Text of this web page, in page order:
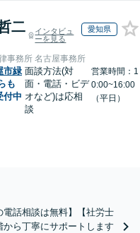
二
インタビュ
ーを見る
愛知県
事務所 名古屋事務所
市緑
も
付中
面談方法(対
面・電話・ビデ
オなど)は応相
談
営業時間：1
0:00~16:00
（平日）
電話相談は無料】【社労士
ら丁寧にサポートします